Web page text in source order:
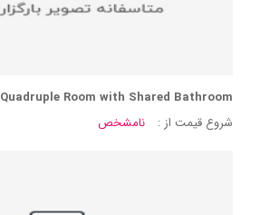
Quadruple Room with Shared Bathroom
شروع قیمت از :
نامشخص